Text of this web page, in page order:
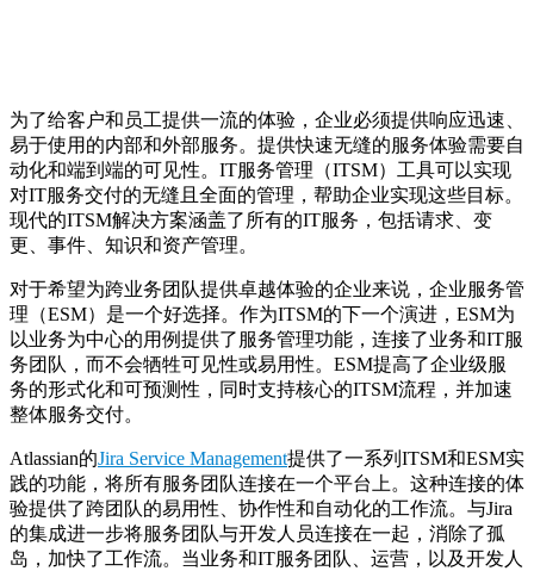
为了给客户和员工提供一流的体验，企业必须提供响应迅速、
易于使用的内部和外部服务。提供快速无缝的服务体验需要自
动化和端到端的可见性。IT服务管理（ITSM）工具可以实现
对IT服务交付的无缝且全面的管理，帮助企业实现这些目标。
现代的ITSM解决方案涵盖了所有的IT服务，包括请求、变
更、事件、知识和资产管理。
对于希望为跨业务团队提供卓越体验的企业来说，企业服务管
理（ESM）是一个好选择。作为ITSM的下一个演进，ESM为
以业务为中心的用例提供了服务管理功能，连接了业务和IT服
务团队，而不会牺牲可见性或易用性。 ESM提高了企业级服
务的形式化和可预测性， 同时支持核心的ITSM流程，并加速
整体服务交付。
Atlassian的Jira Service Management提供了一系列ITSM和ESM实
践的功能，将所有服务团队连接在一个平台上。这种连接的体
验提供了跨团队的易用性、协作性和自动化的工作流。与Jira
的集成进一步将服务团队与开发人员连接在一起，消除了孤
岛，加快了工作流。当业务和IT服务团队、运营，以及开发人